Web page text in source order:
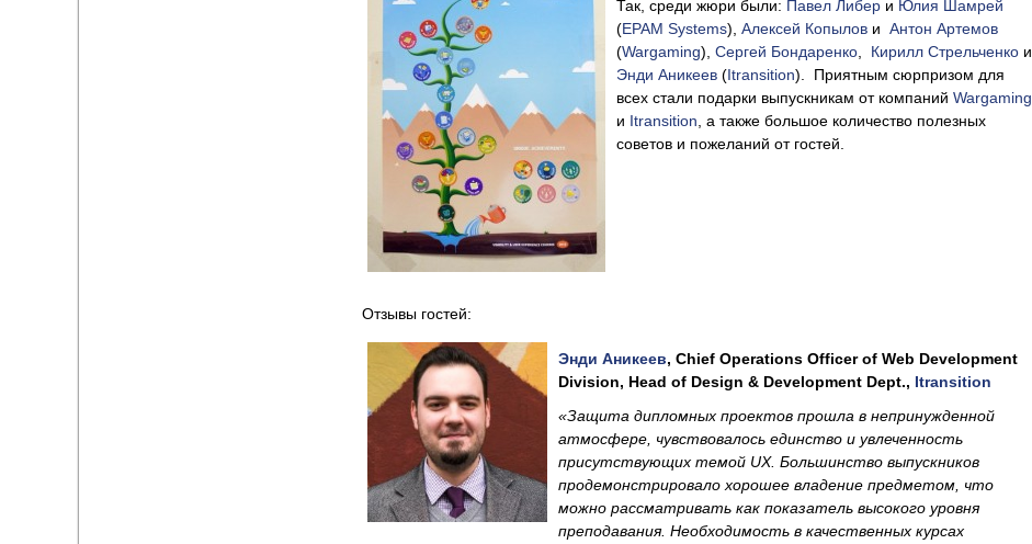
Так, среди жюри были: Павел Либер и Юлия Шамрей
(EPAM Systems), Алексей Копылов и Антон Артемов
(Wargaming), Сергей Бондаренко Кирилл Стрельченко и
Энди Аникеев (Itransition). Приятным сюрпризом для
всех стали подарки выпускникам от компаний Wargaming
и Itransition , а также большое количество полезных
советов и пожеланий от гостей.
Отзывы гостей:
Энди Аникеев, Chief Operations Officer of Web Development
Division, Head of Design & Development Dept., Itransition
«Защита дипломных проектов прошла в непринужденной
атмосфере, чувствовалось единство и увлеченность
присутствующих темой UX. Большинство выпускников
продемонстрировало хорошее владение предметом, что
можно рассматривать как показатель высокого уровня
преподавания. Необходимость в качественных курсах